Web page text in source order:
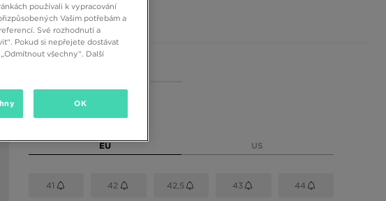
2390 Kč
Vyberte velikost
EU US
41 42 42,5 43 44
používali k vypracování
Vašim potřebám a
Své rozhodnutí a
Pokud si nepřejete dostávat
všechny“. Další
OK